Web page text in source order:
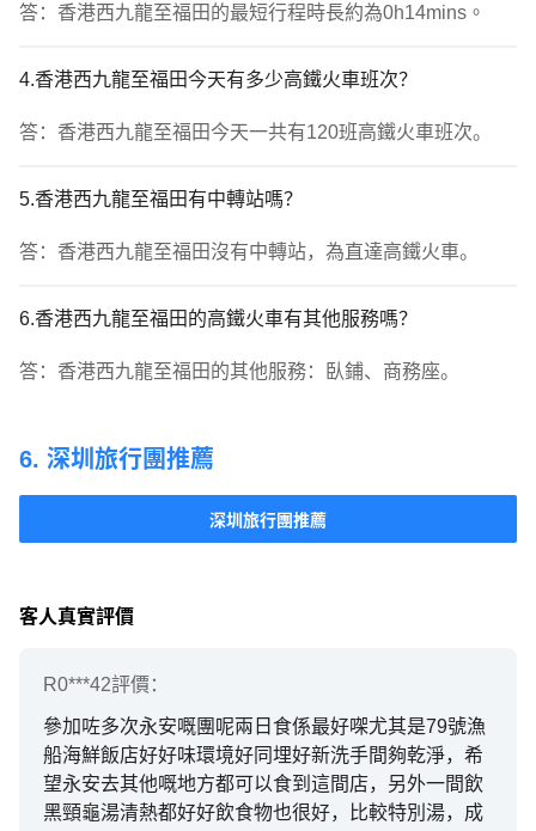
答：香港西九龍至福田的最短行程時長約為0h14mins。
4.香港西九龍至福田今天有多少高鐵火車班次？
答：香港西九龍至福田今天一共有120班高鐵火車班次。
5.香港西九龍至福田有中轉站嗎？
答：香港西九龍至福田沒有中轉站，為直達高鐵火車。
6.香港西九龍至福田的高鐵火車有其他服務嗎？
答：香港西九龍至福田的其他服務：臥鋪、商務座。
6. 深圳旅行團推薦
深圳旅行團推薦
客人真實評價
R0***42評價：
參加咗多次永安嘅團呢兩日食係最好㗎尤其是79號漁
船海鮮飯店好好味環境好同埋好新洗手間夠乾淨，希
望永安去其他嘅地方都可以食到這間店，另外一間飲
黑頸龜湯清熱都好好飲食物也很好，比較特別湯，成